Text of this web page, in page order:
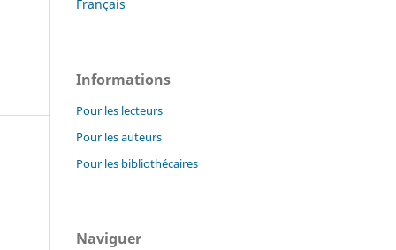
Français
Informations
Pour les lecteurs
Pour les auteurs
Pour les bibliothécaires
Naviguer